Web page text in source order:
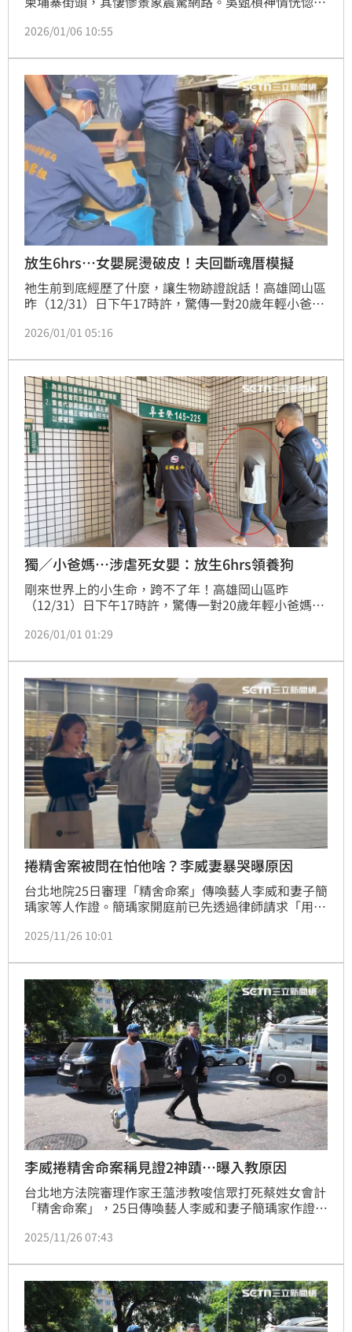
觸目驚心的黑紫色瘀青，疑似嚴重骨折。事件曝光後，
站，她吃八寶粥「報平安」照片曝光，後續卻出現毛骨
悚然的討論。
2026/01/06 10:55
放生6hrs…女嬰屍燙破皮！夫回斷魂厝模擬
祂生前到底經歷了什麼，讓生物跡證說話！高雄岡山區
昨（12/31）日下午17時許，驚傳一對20歲年輕小爸媽
了大面積瘀青，下巴還疑似被煙蒂燙破皮；生母及現任
養狗到外縣市，將女嬰獨留在家6小時，經檢察官訊後2
人都因過失致死交保5萬元。而根據生母說詞，女嬰的
傷勢都是自己撞的，下午檢方帶丈夫重返斷魂厝模擬、
重建生活樣貌。
2026/01/01 05:16
獨／小爸媽…涉虐死女嬰：放生6hrs領養狗
剛來世界上的小生命，跨不了年！高雄岡山區昨
（12/31）日下午17時許，驚傳一對20歲年輕小爸媽涉
象；初步檢視女嬰口腔內有溢奶，左臉、左肩及大腿有
調查。女嬰生母及現任丈夫今（1）日上午11時許抵達
殯儀館認屍，神情自若，丈夫還先要了一根煙抽，母親
則接受《三立新聞網》訪問，供稱以為女兒會睡很久，
所以獨自放生
2026/01/01 01:29
捲精舍案被問在怕他啥？李威妻暴哭曝原因
台北地院25日審理「精舍命案」傳喚藝人李威和妻子簡
瑀家等人作證。簡瑀家開庭前已先透過律師請求「用屏
後，她才鬆口指證，「聽到王薀當場要蔡女向冤親債主
是，並透露原因。
2025/11/26 10:01
李威捲精舍命案稱見證2神蹟…曝入教原因
台北地方法院審理作家王薀涉教唆信眾打死蔡姓女會計
「精舍命案」，25日傳喚藝人李威和妻子簡瑀家作證。
被責罰，卻並未親身參與，但也認了受王薀指示與信眾
生活，讓他找不到平靜，沒想到，如今竟因此捲入案
件，讓他不禁感嘆「諷刺」。
2025/11/26 07:43